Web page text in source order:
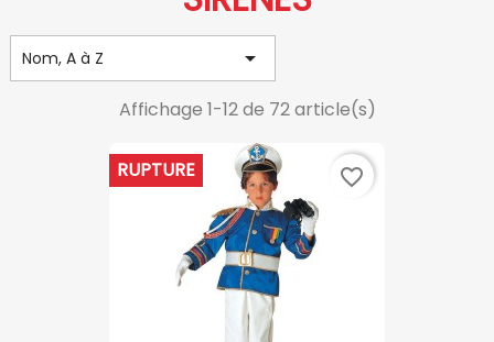
Nom, A à Z 
Affichage 1-12 de 72 article(s)
RUPTURE favorite_border